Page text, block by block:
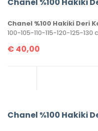
Chanel %100 Hakiki
Chanel %100 Hakiki Deri
€ 40,00
Chanel %100 Hakiki